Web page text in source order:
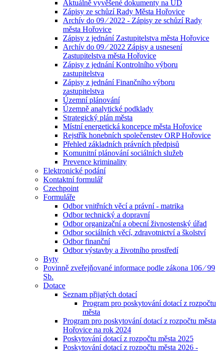
Aktuálně vyvěšené dokumenty na ÚD
Zápisy ze schůzí Rady Města Hořovice
Archív do 09 ⁄ 2022 - Zápisy ze schůzí Rady
města Hořovice
Zápisy z jednání Zastupitelstva města Hořovice
Archív do 09 ⁄ 2022 Zápisy a usnesení
Zastupitelstva města Hořovice
Zápisy z jednání Kontrolního výboru
zastupitelstva
Zápisy z jednání Finančního výboru
zastupitelstva
Územní plánování
Územně analytické podklady
Strategický plán města
Místní energetická koncepce města Hořovice
Rejstřík honebních společenstev ORP Hořovice
Přehled základních právních předpisů
Komunitní plánování sociálních služeb
Prevence kriminality
Elektronické podání
Kontaktní formulář
Czechpoint
Formuláře
Odbor vnitřních věcí a právní - matrika
Odbor technický a dopravní
Odbor organizační a obecní živnostenský úřad
Odbor sociálních věcí, zdravotnictví a školství
Odbor finanční
Odbor výstavby a životního prostředí
Byty
Povinně zveřejňované informace podle zákona 106 ⁄ 99
Sb.
Dotace
Seznam přijatých dotací
Program pro poskytování dotací z rozpočtu
města
Program pro poskytování dotací z rozpočtu města
Hořovice na rok 2024
Poskytování dotací z rozpočtu města 2025
Poskytování dotací z rozpočtu města 2026 -